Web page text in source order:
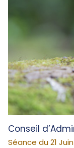
Conseil
Séance du 21